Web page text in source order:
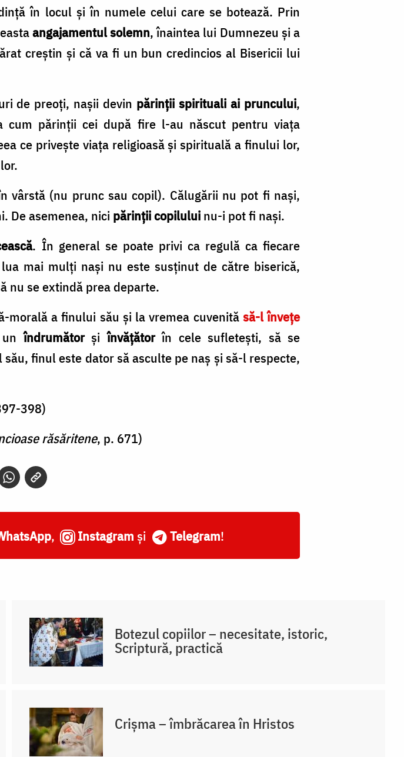
în locul și în numele celui care se botează. Prin
angajamentul solemn, înaintea lui Dumnezeu și a
creștin și că va fi un bun credincios al Bisericii lui
de preoți, nașii devin părinții spirituali ai pruncului,
cum părinții cei după fire l-au născut pentru viața
ce privește viața religioasă și spirituală a finului lor,
vârstă (nu prunc sau copil). Călugării nu pot fi nași,
De asemenea, nici părinții copilului nu-i pot fi nași.
. În general se poate privi ca regulă ca fiecare
mai mulți nași nu este susținut de către biserică,
nu se extindă prea departe.
morală a finului său și la vremea cuvenită să-l învețe
unîndrumătorșiînvățătorîn cele sufletești, să se
finul este dator să asculte pe naș și să-l respecte,
398)
răsăritene, p. 671)
, Instagram și Telegram!
Botezul copiilor – necesitate, istoric,
Scriptură, practică
Crișma – îmbrăcarea în Hristos